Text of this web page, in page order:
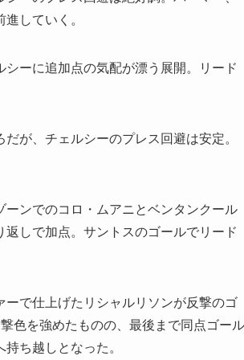
していく。
ーに追加点の気配が漂う展開。リード
が、チェルシーのプレス回避は安定。
ンでのコロ・ムアニとベンタンクール
しで加点。サントスのゴールでリード
で仕上げたリシャルリソンが反撃のゴ
色を強めたものの、最後まで同点ゴール
ち越しとなった。